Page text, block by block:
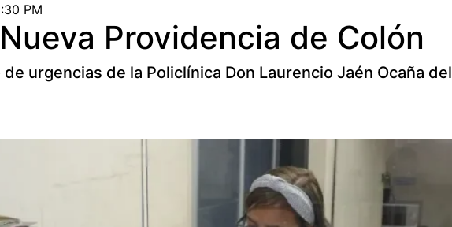
PM
Providencia de Colón
urgencias de la Policlínica Don Laurencio Jaén Ocaña del